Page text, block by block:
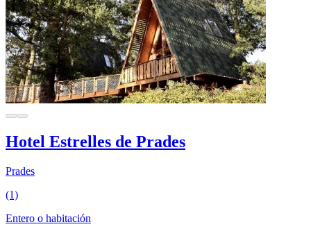
Hotel Estrelles de Prades
Prades
(1)
Entero o habitación